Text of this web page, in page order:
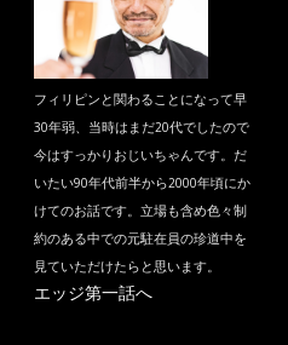
フィリピンと関わることになって早
30年弱、当時はまだ20代でしたので
今はすっかりおじいちゃんです。だ
いたい90年代前半から2000年頃にか
けてのお話です。立場も含め色々制
約のある中での元駐在員の珍道中を
見ていただけたらと思います。
エッジ第一話へ